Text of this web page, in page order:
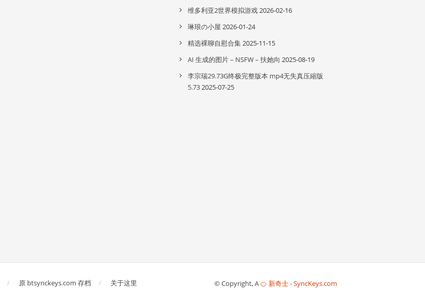
维多利亚2世界模拟游戏2026-02-16
琳琅の小屋 2026-01-24
精选裸聊自慰合集2025-11-15
AI 生成的图片 – NSFW – 扶她向 2025-08-19
李宗瑞29.73G终极完整版本 mp4无失真压縮版
5.732025-07-25
原 btsynckeys.com 存档 关于这里 © Copyright, A🍊 新奇士 - SyncKeys.com